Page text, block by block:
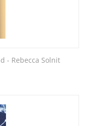
- Rebecca Solnit